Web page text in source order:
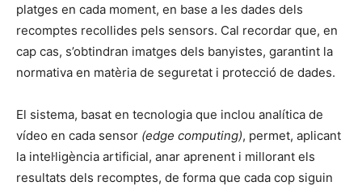
platges en cada moment, en base a les dades dels
recomptes recollides pels sensors. Cal recordar que, en
cap cas, s’obtindran imatges dels banyistes, garantint la
normativa en matèria de seguretat i protecció de dades.
El sistema, basat en tecnologia que inclou analítica de
vídeo en cada sensor (edge computing), permet, aplicant
la intel·ligència artificial, anar aprenent i millorant els
resultats dels recomptes, de forma que cada cop siguin